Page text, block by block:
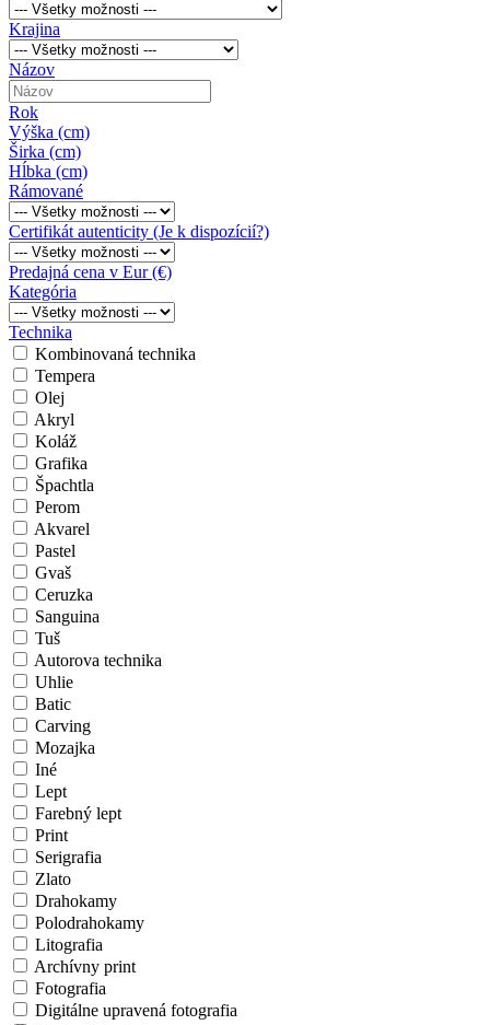
Krajina
Názov
Rok
Výška (cm)
Širka (cm)
Hĺbka (cm)
Rámované
Certifikát autenticity (Je k dispozícií?)
Predajná cena v Eur (€)
Kategória
Technika
Kombinovaná technika
Tempera
Olej
Akryl
Koláž
Grafika
Špachtla
Perom
Akvarel
Pastel
Gvaš
Ceruzka
Sanguina
Tuš
Autorova technika
Uhlie
Batic
Carving
Mozajka
Iné
Lept
Farebný lept
Print
Serigrafia
Zlato
Drahokamy
Polodrahokamy
Litografia
Archívny print
Fotografia
Digitálne upravená fotografia